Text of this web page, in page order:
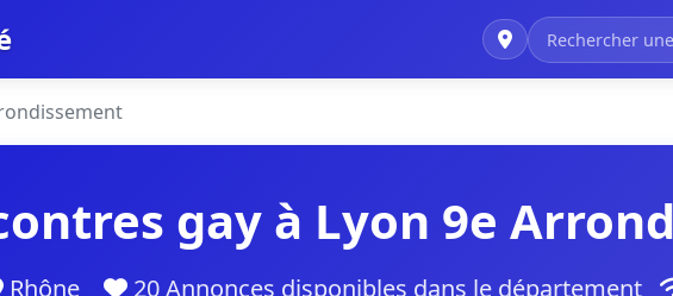
gay à Lyon 9e
Rhône 20 Annonces disponibles dans le département